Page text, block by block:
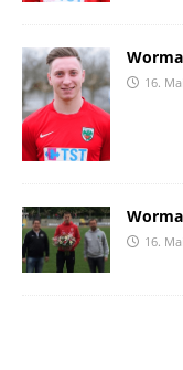
16.
16.